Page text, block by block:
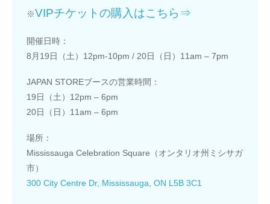
※VIPチケットの購入はこちら⇒
開催日時：
8月19日（土）12pm-10pm / 20日（日）11am – 7pm
JAPAN STOREブースの営業時間：
19日（土）12pm – 6pm
20日（日）11am – 6pm
場所：
Mississauga Celebration Square（オンタリオ州ミシサガ
市）
300 City Centre Dr, Mississauga, ON L5B 3C1